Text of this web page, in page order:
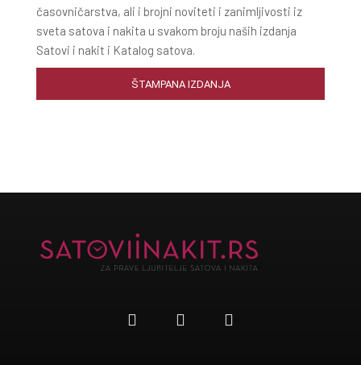
časovničarstva, ali i brojni noviteti i zanimljivosti iz
sveta satova i nakita u svakom broju naših izdanja
Satovi i nakit i Katalog satova.
ŠTAMPANA IZDANJA